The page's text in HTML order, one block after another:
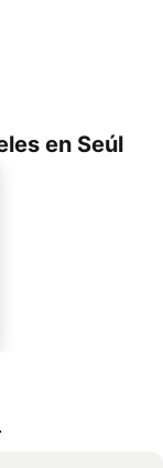
en Seúl